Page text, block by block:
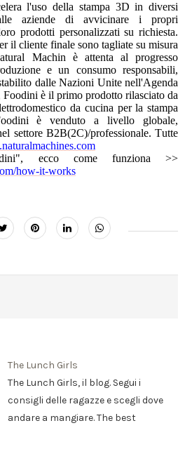
l'uso della stampa 3D in diversi
aziende di avvicinare i propri
prodotti personalizzati su richiesta.
il cliente finale sono tagliate su misura
Machin è attenta al progresso
e un consumo responsabili,
dalle Nazioni Unite nell'Agenda
Foodini è il primo prodotto rilasciato da
da cucina per la stampa
è venduto a livello globale,
settore B2B(2C)/professionale. Tutte
ecco come funziona >>
how-it-works
The Lunch Girls
The Lunch Girls, il blog. Segui i
consigli delle ragazze e scegli dove
andare a mangiare. The best